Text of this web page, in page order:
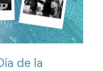
de la